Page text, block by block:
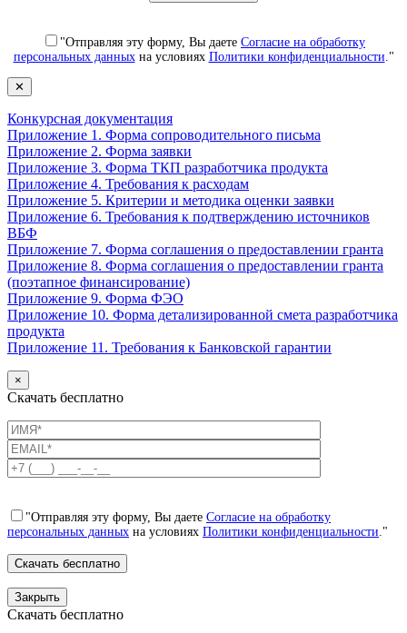
"Отправляя эту форму, Вы даете Согласие на обработку
персональных данныхна условиях Политики конфиденциальности."
✕
Конкурсная документация
Приложение 1. Форма сопроводительного письма
Приложение 2. Форма заявки
Приложение 3. Форма ТКП разработчика продукта
Приложение 4. Требования к расходам
Приложение 5. Критерии и методика оценки заявки
Приложение 6. Требования к подтверждению источников
ВБФ
Приложение 7. Форма соглашения о предоставлении гранта
Приложение 8. Форма соглашения о предоставлении гранта
(поэтапное финансирование)
Приложение 9. Форма ФЭО
Приложение 10. Форма детализированной смета разработчика
продукта
Приложение 11. Требования к Банковской гарантии
×
Скачать бесплатно
"Отправляя эту форму, Вы даете Согласие на обработку
персональных данных на условиях Политики конфиденциальности."
Закрыть
Скачать бесплатно